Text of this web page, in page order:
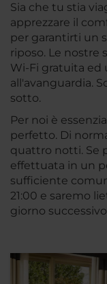
Sia che tu stia
apprezzare il
per garantirti un
riposo. Le nostre
Wi-Fi gratuita ed
all'avanguardia.
sotto.
Per noi è
perfetto. Di
quattro notti. Se
effettuata in un
sufficiente
21:00 e saremo
giorno